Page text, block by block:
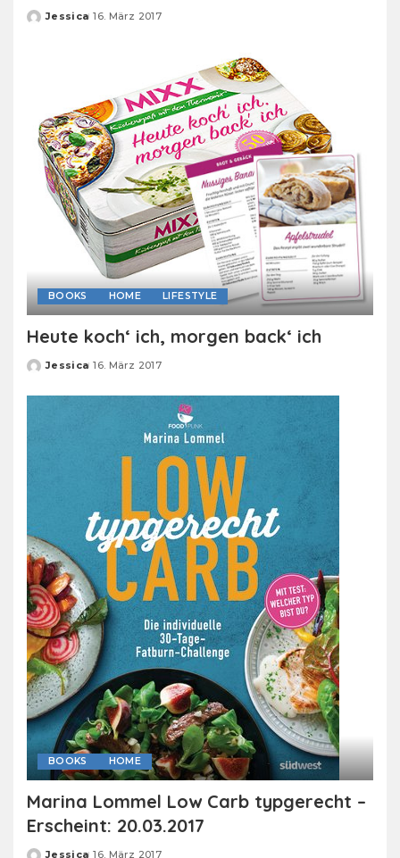
Posted
Jessica 16. März 2017
BOOKS HOME LIFESTYLE
Heute koch‘ ich, morgen back‘ ich
Posted
Jessica 16. März 2017
BOOKS HOME
Marina Lommel Low Carb typgerecht –
Erscheint: 20.03.2017
Jessica 16. März 2017